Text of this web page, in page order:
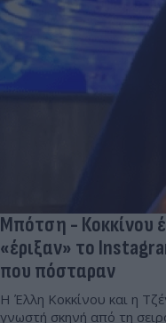
Μπότση - Κοκκίνου
«έριξαν» το
που πόσταραν
Η Έλλη Κοκκίνου και η
γνωστή σκηνή από τη